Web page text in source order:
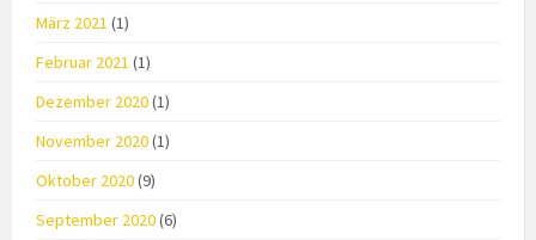
März 2021 (1)
Februar 2021 (1)
Dezember 2020(1)
November 2020(1)
Oktober 2020(9)
September 2020(6)